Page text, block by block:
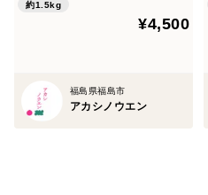
約1.5kg
¥4,500
福島県福島市
アカシノウエン